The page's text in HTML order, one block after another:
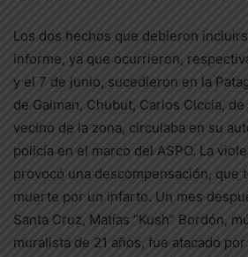
Los dos hechos que debieron
informe, ya que ocurrieron,
y el 7 de junio, sucedieron en la
de Gaiman, Chubut, Carlos Ciccia,
vecino de la zona, circulaba en su
policía en el marco del ASPO. La
provocó una descompensación, que
muerte por un infarto. Un mes
Santa Cruz, Matías “Kush” Bordón,
muralista de 21 años, fue atacado